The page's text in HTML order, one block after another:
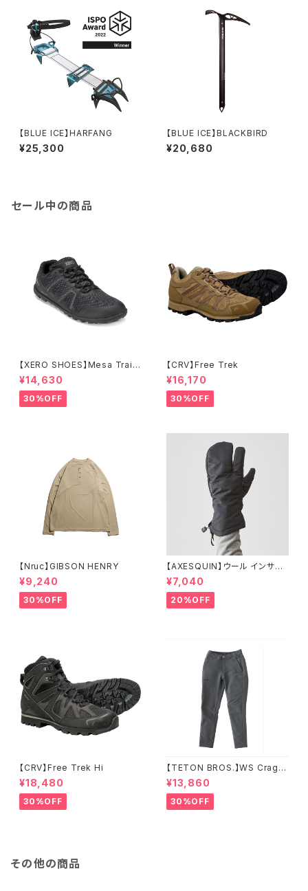
【BLUE ICE】HARFANG
¥25,300
【BLUE ICE】BLACKBIRD
¥20,680
セール中の商品
【XERO SHOES】Mesa Trail
WP (ブラック)
¥14,630
30%OFF
【CRV】Free Trek
¥16,170
30%OFF
【Nruc】GIBSON HENRY
¥9,240
30%OFF
【AXESQUIN】ウール インサレ
ーション トリガー ミトン
¥7,040
20%OFF
【CRV】Free Trek Hi
¥18,480
30%OFF
【TETON BROS.】WS Crag P
ant
¥13,860
30%OFF
その他の商品